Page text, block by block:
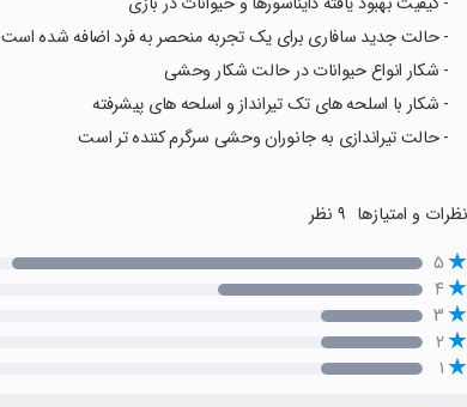
- حالت جدید سافاری برای یک تجربه منحصر به فرد اضافه شده است
- شکار انواع حیوانات در حالت شکار وحشی
- شکار با اسلحه های تک تیرانداز و اسلحه های پیشرفته
- حالت تیراندازی به جانوران وحشی سرگرم کننده تر است
نظرات و امتیازها
۵
۴
۳
۲
۱